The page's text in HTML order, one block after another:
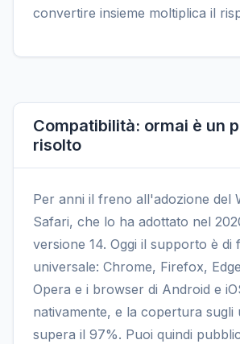
convertire insieme moltiplica il
Compatibilità: ormai è un
risolto
Per anni il freno all'adozione del
Safari, che lo ha adottato nel
versione 14. Oggi il supporto è di
universale: Chrome, Firefox,
Opera e i browser di Android e
nativamente, e la copertura sugli
supera il 97%. Puoi quindi